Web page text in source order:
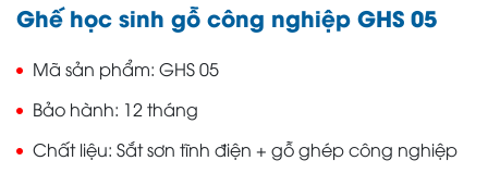
Ghế học sinh gỗ công nghiệp GHS 05
Mã sản phẩm GHS 05
Bảo hành 12 tháng
Chất liệu Sắt sơn tĩnh điện + gỗ ghép công nghiệp